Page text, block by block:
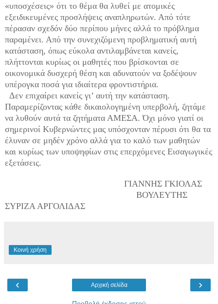
«υποσχέσεις» ότι το θέμα θα λυθεί με ατομικές
εξειδικευμένες προσλήψεις αναπληρωτών. Από τότε
πέρασαν σχεδόν δύο περίπου μήνες αλλά το πρόβλημα
παραμένει. Από την συνεχιζόμενη προβληματική αυτή
κατάσταση, όπως εύκολα αντιλαμβάνεται κανείς,
πλήττονται κυρίως οι μαθητές που βρίσκονται σε
οικονομικά δυσχερή θέση και αδυνατούν να ξοδέψουν
υπέρογκα ποσά για ιδιαίτερα φροντιστήρια.
Δεν επιχαίρει κανείς γι’ αυτή την κατάσταση.
Παραμερίζοντας κάθε δικαιολογημένη υπερβολή, ζητάμε
να λυθούν αυτά τα ζητήματα ΑΜΕΣΑ. Όχι μόνο γιατί οι
σημερινοί Κυβερνώντες μας υπόσχονταν πέρυσι ότι θα τα
έλυναν σε μηδέν χρόνο αλλά για το καλό των μαθητών
και κυρίως των υποψηφίων στις επερχόμενες Εισαγωγικές
εξετάσεις.
ΓΙΑΝΝΗΣ ΓΚΙΟΛΑΣ
ΒΟΥΛΕΥΤΗΣ
ΣΥΡΙΖΑ ΑΡΓΟΛΙΔΑΣ
Κοινή χρήση
‹ ›
Αρχική σελίδα